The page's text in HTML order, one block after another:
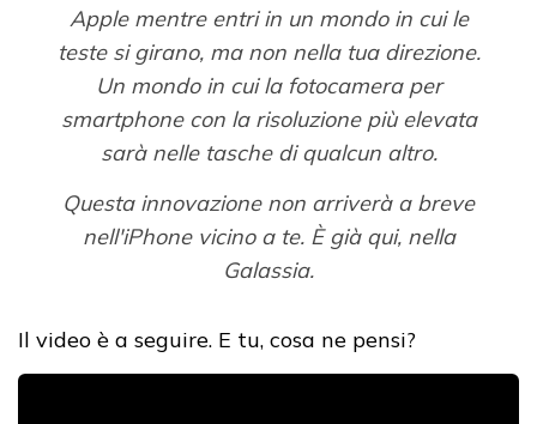
Apple mentre entri in un mondo in cui le
teste si girano, ma non nella tua direzione.
Un mondo in cui la fotocamera per
smartphone con la risoluzione più elevata
sarà nelle tasche di qualcun altro.
Questa innovazione non arriverà a breve
nell'iPhone vicino a te. È già qui, nella
Galassia.
Il video è a seguire. E tu, cosa ne pensi?